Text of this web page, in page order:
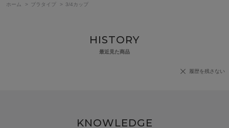
ホーム
> ブラタイプ > 3/4カップ
HISTORY
最近見た商品
履歴を残さない
KNOWLEDGE